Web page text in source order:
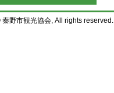
野市観光協会, All rights reserved.